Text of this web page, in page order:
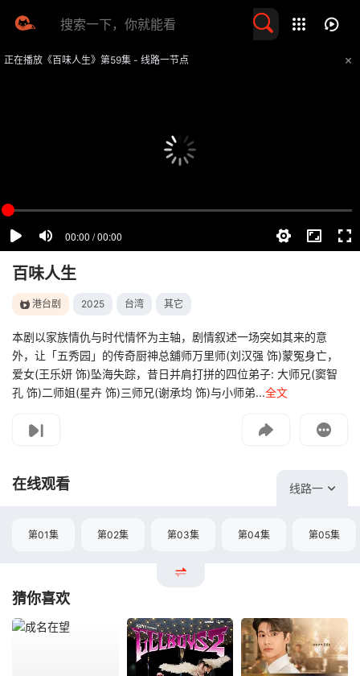
正在播放《百味人生》第59集 - 线路一节点
百味人生
港台剧 2025 台湾 其它
本剧以家族情仇与时代情怀为主轴，剧情叙述一场突如其来的意
外，让「五秀园」的传奇厨神总舖师万里师(刘汉强 饰)蒙冤身亡，
爱女(王乐妍 饰)坠海失踪，昔日并肩打拼的四位弟子: 大师兄(窦智
孔 饰)二师姐(星卉 饰)三师兄(谢承均 饰)与小师弟...全文
如遇无法播放请提交给我们
在线观看 线路一
第01集 第02集 第03集 第04集 第05集
猜你喜欢